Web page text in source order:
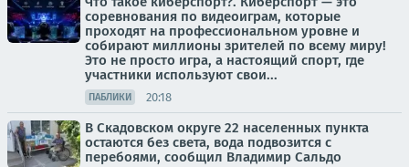
соревнования по видеоиграм, которые
проходят на профессиональном уровне и
собирают миллионы зрителей по всему миру!
Это не просто игра, а настоящий спорт, где
участники используют свои...
ПАБЛИКИ 20:18
В Скадовском округе 22 населенных пункта
остаются без света, вода подвозится с
перебоями, сообщил Владимир Сальдо